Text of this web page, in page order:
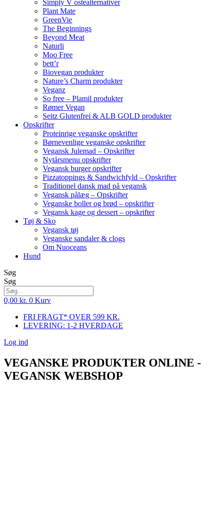
Simply V ostealternativer
Plant Mate
GreenVie
The Beginnings
Beyond Meat
Naturli
Moo Free
bett’r
Biovegan produkter
Nature’s Charm produkter
Veganz
So free – Plamil produkter
Rømer Vegan
Seitz Glutenfrei & ALB GOLD produkter
Opskrifter
Proteinrige veganske opskrifter
Børnevenlige veganske opskrifter
Vegansk Julemad – Opskrifter
Nytårsmenu opskrifter
Vegansk burger opskrifter
Pizzatoppings & Sandwichfyld – Opskrifter
Traditionel dansk mad på vegansk
Vegansk pålæg – Opskrifter
Veganske boller og brød – opskrifter
Vegansk kage og dessert – opskrifter
Tøj & Sko
Vegansk tøj
Veganske sandaler & clogs
Om Nuoceans
Hund
Søg
Søg
0,00 kr. 0 Kurv
FRI FRAGT* OVER 599 KR.
LEVERING: 1-2 HVERDAGE
Log ind
VEGANSKE PRODUKTER ONLINE -
VEGANSK WEBSHOP